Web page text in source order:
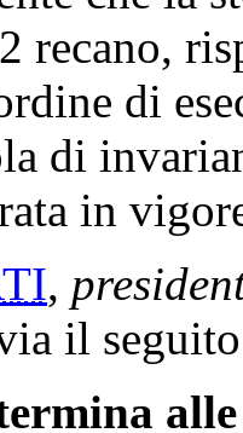
recano,
di
di
in
,
il